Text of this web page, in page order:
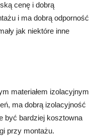
cenę i dobrą
i ma dobrą odporność
jak niektóre inne
materiałem izolacyjnym
ma dobrą izolacyjność
być bardziej kosztowna
przy montażu.